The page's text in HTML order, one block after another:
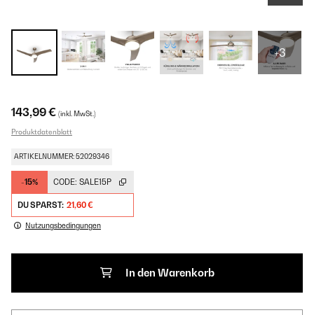
+3
143,99 € (inkl. MwSt.)
Produktdatenblatt
ARTIKELNUMMER: 52029346
-15% CODE: SALE15P
DU SPARST: 21,60 €
Nutzungsbedingungen
In den Warenkorb